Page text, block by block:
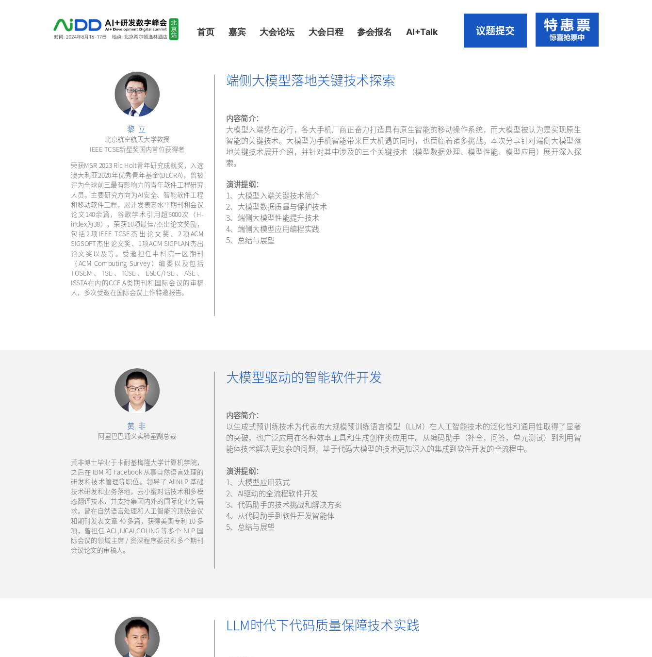
首页 嘉宾 大会论坛 大会日程 参会报名 AI+Talk 议题提交
端侧大模型落地关键技术探索
黎 立
北京航空航天大学教授
IEEE TCSE新星奖国内首位获得者
内容简介：
大模型入端势在必行，各大手机厂商正奋力打造具有原生智能的移动操作系统，而大模型被认为是实现原生
智能的关键技术。大模型为手机智能带来巨大机遇的同时，也面临着诸多挑战。本次分享针对端侧大模型落
地关键技术展开介绍，并针对其中涉及的三个关键技术（模型数据处理、模型性能、模型应用）展开深入探
索。
演讲提纲：
1、大模型入端关键技术简介
2、大模型数据质量与保护技术
3、端侧大模型性能提升技术
4、端侧大模型应用编程实践
5、总结与展望
荣获MSR 2023 Ric Holt青年研究成就奖，入选
澳大利亚2020年优秀青年基金(DECRA)，曾被
评为全球前三最有影响力的青年软件工程研究
人员。主要研究方向为AI安全、智能软件工程
和移动软件工程，累计发表高水平期刊和会议
论文140余篇，谷歌学术引用超6000次（H-
index为38），荣获10项最佳/杰出论文奖励，
包括2项IEEE TCSE杰出论文奖、2项ACM
SIGSOFT杰出论文奖、1项ACM SIGPLAN杰出
论文奖以及等。受邀担任中科院一区期刊
（ACM Computing Survey）编委以及包括
TOSEM、TSE、ICSE、ESEC/FSE、ASE、
ISSTA在内的CCF A类期刊和国际会议的审稿
人，多次受邀在国际会议上作特邀报告。
大模型驱动的智能软件开发
黄 非
阿里巴巴通义实验室副总裁
内容简介：
以生成式预训练技术为代表的大规模预训练语言模型（LLM）在人工智能技术的泛化性和通用性取得了显著
的突破，也广泛应用在各种效率工具和生成创作类应用中。从编码助手（补全，问答，单元测试）到利用智
能体技术解决更复杂的问题，基于代码大模型的技术更加深入的集成到软件开发的全流程中。
演讲提纲：
1、 大模型应用范式
2、AI驱动的全流程软件开发
3、代码助手的技术挑战和解决方案
4、从代码助手到软件开发智能体
5、总结与展望
黄非博士毕业于卡耐基梅隆大学计算机学院，
之后在 IBM 和 Facebook 从事自然语言处理的
研发和技术管理等职位。领导了 AliNLP 基础
技术研发和业务落地，云小蜜对话技术和多模
态翻译技术，并支持集团内外的国际化业务需
求。曾在自然语言处理和人工智能的顶级会议
和期刊发表文章 40 多篇，获得美国专利 10 多
项，曾担任 ACL,IJCAI,COLING 等多个 NLP 国
际会议的领域主席 / 资深程序委员和多个期刊
会议论文的审稿人。
LLM时代下代码质量保障技术实践